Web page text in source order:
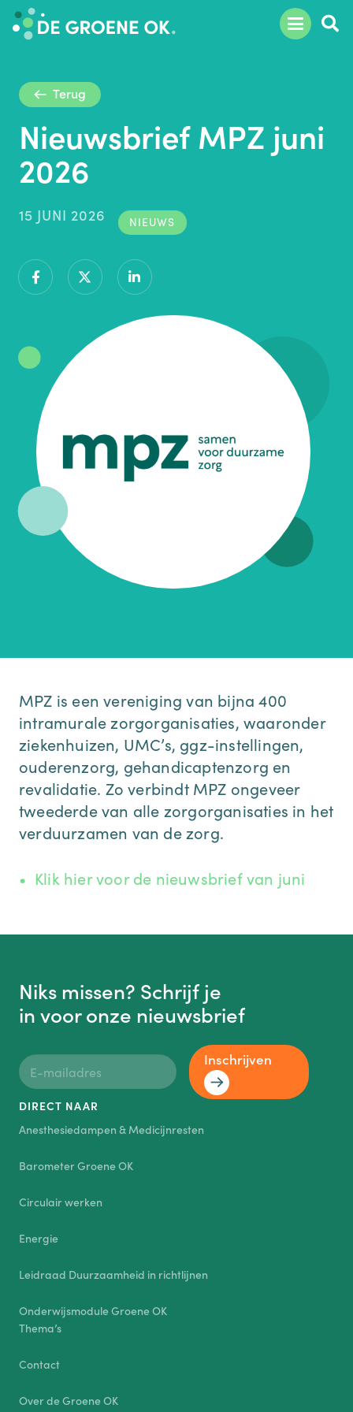
Terug
Nieuwsbrief MPZ juni
2026
15 JUNI 2026 NIEUWS
MPZ is een vereniging van bijna 400
intramurale zorgorganisaties, waaronder
ziekenhuizen, UMC’s, ggz-instellingen,
ouderenzorg, gehandicaptenzorg en
revalidatie. Zo verbindt MPZ ongeveer
tweederde van alle zorgorganisaties in het
verduurzamen van de zorg.
Klik hier voor de nieuwsbrief van juni
Niks missen? Schrijf je
in voor onze nieuwsbrief
Inschrijven
DIRECT NAAR
Anesthesiedampen & Medicijnresten
Barometer Groene OK
Circulair werken
Energie
Leidraad Duurzaamheid in richtlijnen
Onderwijsmodule Groene OK
Thema’s
Contact
Over de Groene OK